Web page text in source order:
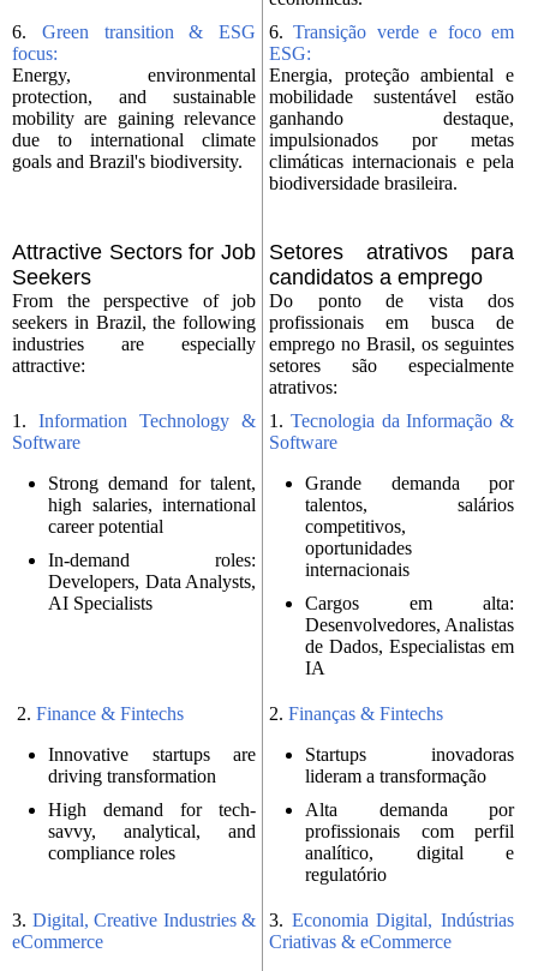
6. Green transition & ESG
focus:
Energy, environmental
protection, and sustainable
mobility are gaining relevance
due to international climate
goals and Brazil's biodiversity.
6.Transição verde e foco em
ESG:
Energia, proteção ambiental e
mobilidade sustentável estão
ganhando destaque,
impulsionados por metas
climáticas internacionais e pela
biodiversidade brasileira.
Attractive Sectors for Job
Seekers
From the perspective of job
seekers in Brazil, the following
industries are especially
attractive:
Setores atrativos para
candidatos a emprego
Do ponto de vista dos
profissionais em busca de
emprego no Brasil, os seguintes
setores são especialmente
atrativos:
1. Information Technology &
Software
Strong demand for talent,
high salaries, international
career potential
In-demand roles:
Developers, Data Analysts,
AI Specialists
1. Tecnologia da Informação &
Software
Grande demanda por
talentos, salários
competitivos,
oportunidades
internacionais
Cargos em alta:
Desenvolvedores, Analistas
de Dados, Especialistas em
IA
2. Finance & Fintechs
Innovative startups are
driving transformation
High demand for tech-
savvy, analytical, and
compliance roles
2. Finanças & Fintechs
Startups inovadoras
lideram a transformação
Alta demanda por
profissionais com perfil
analítico, digital e
regulatório
3. Digital, Creative Industries &
eCommerce
3. Economia Digital, Indústrias
Criativas & eCommerce